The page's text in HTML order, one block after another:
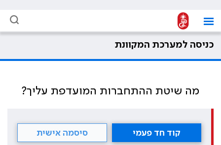
כניסה למערכת המקוונת
מה שיטת ההתחברות המועדפת עליך?
קוד חד פעמי סיסמה אישית